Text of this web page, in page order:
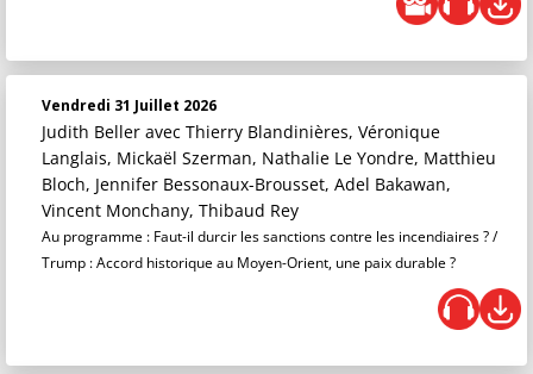
Vendredi 31 Juillet 2026
Judith Beller avec Thierry Blandinières, Véronique
Langlais, Mickaël Szerman, Nathalie Le Yondre, Matthieu
Bloch, Jennifer Bessonaux-Brousset, Adel Bakawan,
Vincent Monchany, Thibaud Rey
Au programme : Faut-il durcir les sanctions contre les incendiaires ? /
Trump : Accord historique au Moyen-Orient, une paix durable ?